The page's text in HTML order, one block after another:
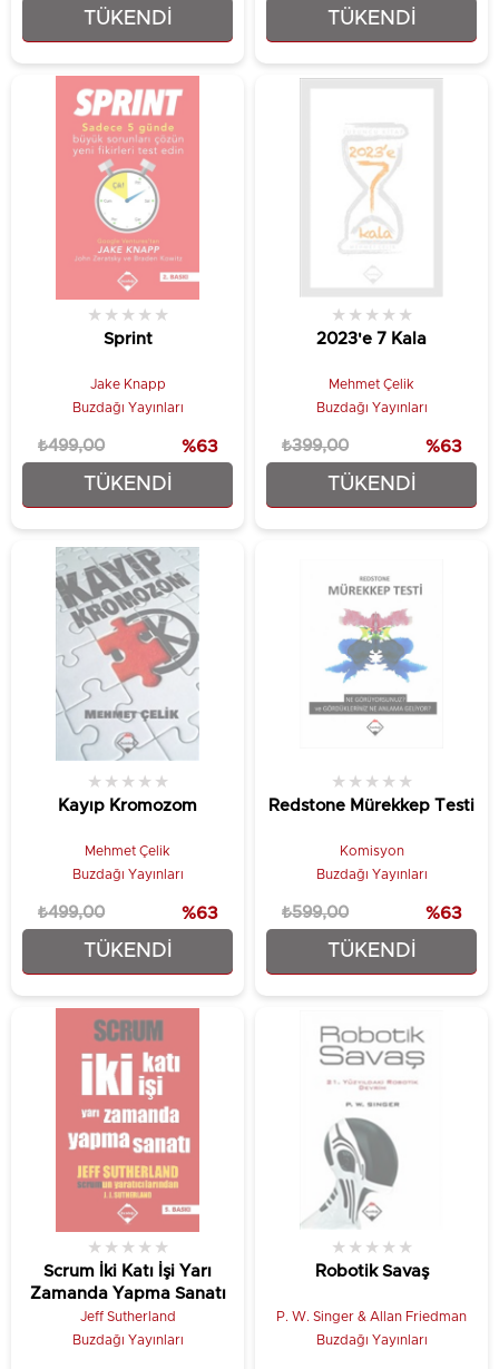
TÜKENDI
₺224,25 TÜKENDI
₺299,25
TÜKENDI
Sprint
★ ★ ★ ★ ★
Jake Knapp
Buzdağı Yayınları
₺186,75
₺499,00 %63
TÜKENDI
2023'e 7 Kala
★ ★ ★ ★ ★
Mehmet Çelik
Buzdağı Yayınları
₺149,25
₺399,00 %63
TÜKENDI
Kayıp Kromozom
★ ★ ★ ★ ★
Mehmet Çelik
Buzdağı Yayınları
₺186,75
₺499,00 %63
TÜKENDI
Redstone Mürekkep Testi
★ ★ ★ ★ ★
Komisyon
Buzdağı Yayınları
₺224,25
₺599,00 %63
Scrum İki Katı İşi Yarı
Zamanda Yapma Sanatı
★ ★ ★ ★ ★
Jeff Sutherland
Buzdağı Yayınları
Robotik Savaş
★ ★ ★ ★ ★
P. W. Singer & Allan Friedman
Buzdağı Yayınları